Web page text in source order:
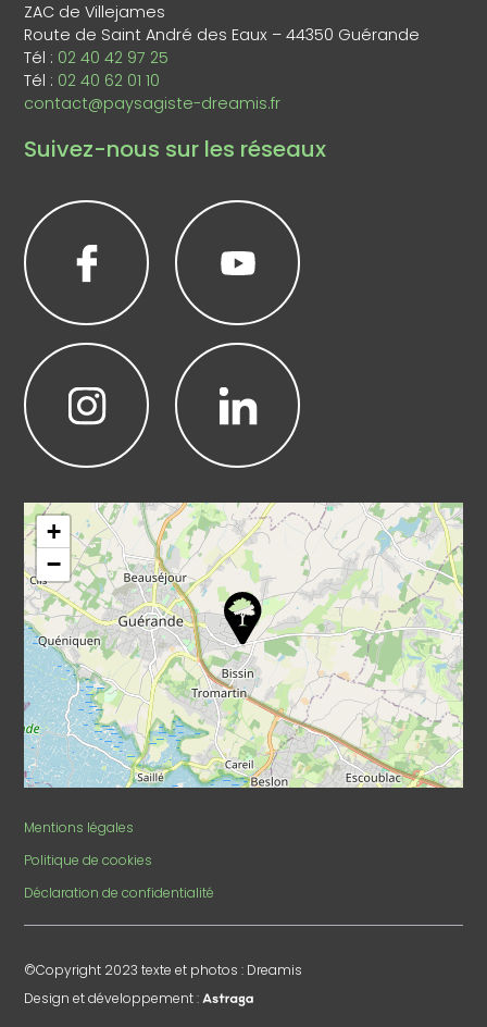
ZAC de Villejames
Route de Saint André des Eaux – 44350 Guérande
Tél : 02 40 42 97 25
Tél : 02 40 62 01 10
contact@paysagiste-dreamis.fr
Suivez-nous sur les réseaux
+
−
Mentions légales
Politique de cookies
Déclaration de confidentialité
©Copyright 2023 texte et photos : Dreamis
Design et développement :